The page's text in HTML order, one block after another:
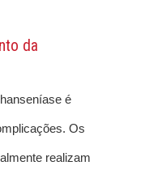
da
é
Os
realizam